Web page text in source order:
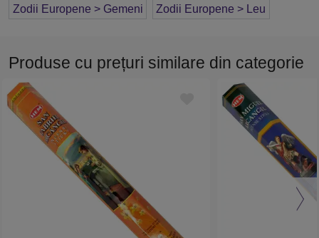
Zodii Europene > Gemeni Zodii Europene > Leu
Produse cu prețuri similare din categorie